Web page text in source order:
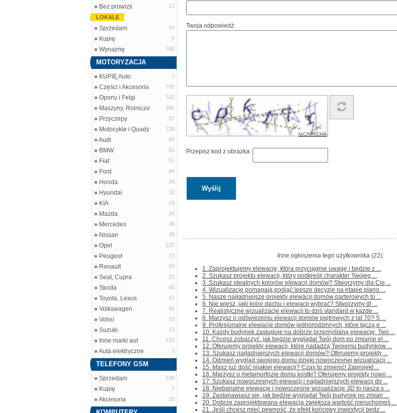
» Bez prowizji
17
LOKALE
» Sprzedam 34
» Kupię 9
» Wynajmę 186
MOTORYZACJA
» KUPIĘ Auto 7
» Części i Akcesoria 785
» Opony i Felgi 320
» Maszyny, Rolnicze 386
» Przyczepy 37
» Motocykle i Quady 226
»Audi 90
» BMW 51
» Fiat 51
» Ford 89
» Honda 29
» Hyundai 32
» KIA 19
» Mazda 20
» Mercedes 38
» Nissan 38
» Opel 125
» Peugeot 73
» Renault 58
» Seat, Cupra 20
» Skoda 45
» Toyota, Lexus 41
» Volkswagen 96
» Volvo 18
» Suzuki 13
» Inne marki aut 152
»Auta elektryczne 3
TELEFONY GSM
» Sprzedam 108
» Kupię 3
»Akcesoria 29
Twoja odpowiedź:
faCAPTCHA
Przepisz kod z obrazka:
Inne ogłoszenia tego użytkownika (22):
1. Zaprojektujemy elewację, która przyciągnie uwagę i będzie z ...
2. Szukasz projektu elewacji, który podkreśli charakter Twojeg ...
3. Szukasz idealnych kolorów elewacji domów? Stworzymy dla Cie ...
4. Wizualizacje pomagają podjąć lepsze decyzje na etapie plano ...
5. Nasze najładniejsze projekty elewacji domów parterowych to ...
6. Nie wiesz, jaki kolor dachu i elewacji wybrać? Stworzymy dl ...
7. Realistyczne wizualizacje elewacji to dziś standard w każde ...
8. Marzysz o odświeżeniu elewacji domów piętrowych z lat 70? S ...
9. Profesjonalne elewacje domów jednorodzinnych, które łączą e ...
10. Każdy budynek zasługuje na dobrze przemyślaną elewację. Two ...
11. Chcesz zobaczyć, jak będzie wyglądał Twój dom po zmianie el ...
12. Oferujemy projekty elewacji, które nadadzą Twojemu budynkow ...
13. Szukasz najładniejszych elewacji domów? Oferujemy projekty ...
14. Odmień wygląd swojego domu dzięki nowoczesnej wizualizacji ...
15. Masz już dość nijakiej elewacji? Czas to zmienić! Zaprojekt ...
16. Marzysz o metamorfozie domu kostki? Oferujemy projekty nowo ...
17. Szukasz nowoczesnych elewacji i najładniejszych elewacji do ...
18. Niebanalne elewacje i nowoczesne wizualizacje 3D to nasza s ...
19. Zastanawiasz się, jak będzie wyglądał Twój budynek po zmian ...
20. Dobrze zaprojektowana elewacja zwiększa wartość nieruchomoś ...
21. Jeśli chcesz mieć pewność, że efekt końcowy inwestycji będz ...